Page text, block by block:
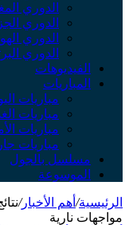
الدوري المغربي
الدوري الجزائري
الدوري الهولندي
الدوري البرتغالي
مباريات اليوم
مباريات الغد
مباريات الأمس
مباريات جارية حالياً
بالجول
/أهم الأخبار/
نارية